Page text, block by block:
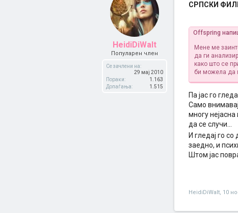
HeidiDiWalt
Популарен член
Се зачлени на:
29 мај 2010
Пораки:
1.163
Допаѓања:
1.515
СРПСКИ
Offspring
Мене ме
да ги
како што се
би можела да
Па јас го
Само
многу
да се случи...
И гледај го
заедно, и
Штом јас
HeidiDiWalt, 10